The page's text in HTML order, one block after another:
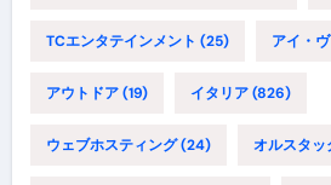
TCエンタテインメント (25) アイ・
アウトドア(19) イタリア(826)
ウェブホスティング(24) オルスタッ